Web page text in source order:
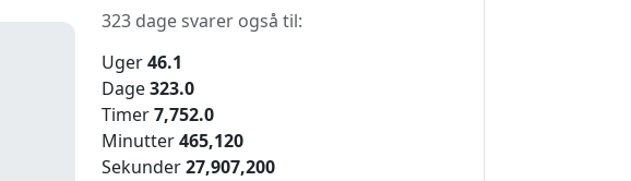
323 dage svarer også til:
Uger46.1
Dage323.0
Timer7,752.0
Minutter465,120
Sekunder27,907,200